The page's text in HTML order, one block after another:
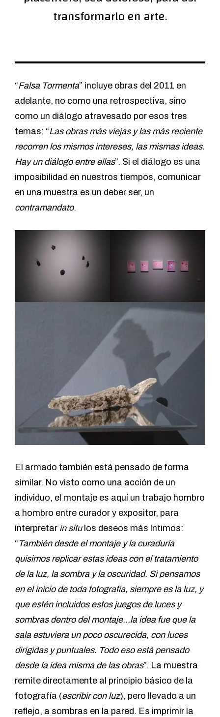
transformarlo en arte.
“Falsa Tormenta” incluye obras del 2011 en
adelante, no como una retrospectiva, sino
como un diálogo atravesado por esos tres
temas: “Las obras más viejas y las más reciente
recorren los mismos intereses, las mismas ideas.
Hay un diálogo entre ellas”. Si el diálogo es una
imposibilidad en nuestros tiempos, comunicar
en una muestra es un deber ser, un
contramandato.
El armado también está pensado de forma
similar. No visto como una acción de un
individuo, el montaje es aquí un trabajo hombro
a hombro entre curador y expositor, para
interpretar in situlos deseos más íntimos:
“ También desde el montaje y la curaduría
quisimos replicar estas ideas con el tratamiento
de la luz, la sombra y la oscuridad. Si pensamos
en el inicio de toda fotografía, siempre es la luz, y
que estén incluidos estos juegos de luces y
sombras dentro del montaje…la idea fue que la
sala estuviera un poco oscurecida, con luces
dirigidas y puntuales. Todo eso está pensado
desde la idea misma de las obras”. La muestra
remite directamente al principio básico de la
fotografía (escribir con luz), pero llevado a un
reflejo, a sombras en la pared. Es imprimir la